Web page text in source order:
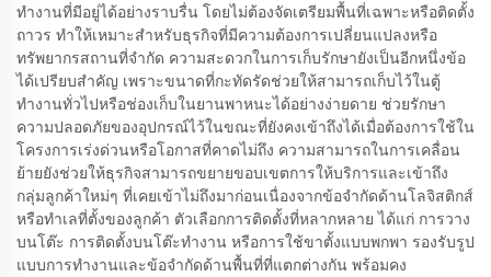
ทำงานที่มีอยู่ได้อย่างราบรื่น โดยไม่ต้องจัดเตรียมพื้นที่เฉพาะหรือติดตั้ง
ถาวร ทำให้เหมาะสำหรับธุรกิจที่มีความต้องการเปลี่ยนแปลงหรือ
ทรัพยากรสถานที่จำกัด ความสะดวกในการเก็บรักษายังเป็นอีกหนึ่งข้อ
ได้เปรียบสำคัญ เพราะขนาดที่กะทัดรัดช่วยให้สามารถเก็บไว้ในตู้
ทำงานทั่วไปหรือช่องเก็บในยานพาหนะได้อย่างง่ายดาย ช่วยรักษา
ความปลอดภัยของอุปกรณ์ไว้ในขณะที่ยังคงเข้าถึงได้เมื่อต้องการใช้ใน
โครงการเร่งด่วนหรือโอกาสที่คาดไม่ถึง ความสามารถในการเคลื่อน
ย้ายยังช่วยให้ธุรกิจสามารถขยายขอบเขตการให้บริการและเข้าถึง
กลุ่มลูกค้าใหม่ๆ ที่เคยเข้าไม่ถึงมาก่อนเนื่องจากข้อจำกัดด้านโลจิสติกส์
หรือทำเลที่ตั้งของลูกค้า ตัวเลือกการติดตั้งที่หลากหลาย ได้แก่ การวาง
บนโต๊ะ การติดตั้งบนโต๊ะทำงาน หรือการใช้ขาตั้งแบบพกพา รองรับรูป
แบบการทำงานและข้อจำกัดด้านพื้นที่ที่แตกต่างกัน พร้อมคง